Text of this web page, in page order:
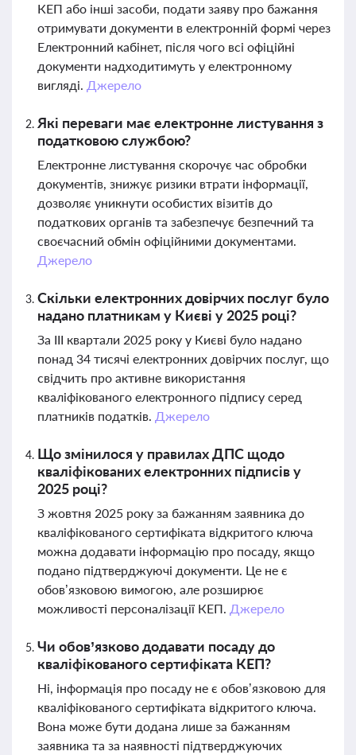
КЕП або інші засоби, подати заяву про бажання
отримувати документи в електронній формі через
Електронний кабінет, після чого всі офіційні
документи надходитимуть у електронному
вигляді. Джерело
Які переваги має електронне листування з
податковою службою?
Електронне листування скорочує час обробки
документів, знижує ризики втрати інформації,
дозволяє уникнути особистих візитів до
податкових органів та забезпечує безпечний та
своєчасний обмін офіційними документами.
Джерело
Скільки електронних довірчих послуг було
надано платникам у Києві у 2025 році?
За ІІІ квартали 2025 року у Києві було надано
понад 34 тисячі електронних довірчих послуг, що
свідчить про активне використання
кваліфікованого електронного підпису серед
платників податків. Джерело
Що змінилося у правилах ДПС щодо
кваліфікованих електронних підписів у
2025 році?
З жовтня 2025 року за бажанням заявника до
кваліфікованого сертифіката відкритого ключа
можна додавати інформацію про посаду, якщо
подано підтверджуючі документи. Це не є
обов’язковою вимогою, але розширює
можливості персоналізації КЕП. Джерело
Чи обов’язково додавати посаду до
кваліфікованого сертифіката КЕП?
Ні, інформація про посаду не є обов’язковою для
кваліфікованого сертифіката відкритого ключа.
Вона може бути додана лише за бажанням
заявника та за наявності підтверджуючих